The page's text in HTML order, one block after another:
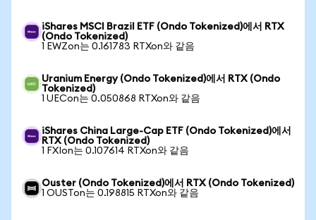
iShares MSCI Brazil ETF (Ondo Tokenized)에서 RTX
(Ondo Tokenized)
1 EWZon는 0.161783 RTXon와 같음
Uranium Energy (Ondo Tokenized)에서 RTX (Ondo
Tokenized)
1 UECon는 0.050868 RTXon와 같음
iShares China Large-Cap ETF (Ondo Tokenized)에서
RTX (Ondo Tokenized)
1 FXIon는 0.107614 RTXon와 같음
Ouster (Ondo Tokenized)에서 RTX (Ondo Tokenized)
1 OUSTon는 0.198815 RTXon와 같음